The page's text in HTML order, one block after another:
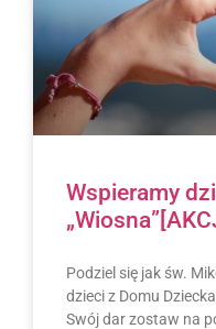
Wspieramy
Podziel się jak św.
dzieci z Domu
Swój dar zostaw na